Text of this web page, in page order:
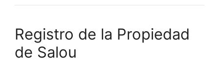
Registro de la Propiedad
de Salou